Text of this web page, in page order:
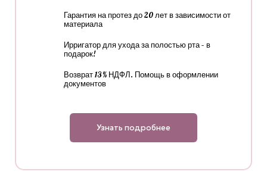
Гарантия на протез до 20 лет в зависимости от
материала
Ирригатор для ухода за полостью рта – в
подарок!
Возврат 13% НДФЛ. Помощь в оформлении
документов
Узнать подробнее